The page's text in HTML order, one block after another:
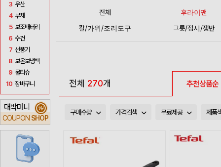
3 우산
4 부채
5 보조배터리
6 수건
7 선풍기
8 보온보냉백
9 물티슈
10 장바구니
대박머니
COUPON SHOP
₩
전체
후라이팬
칼/가위/조리도구
그릇/접시/쟁반
전체 270개 추천상품순
구매수량 가격검색 무료제공 제품